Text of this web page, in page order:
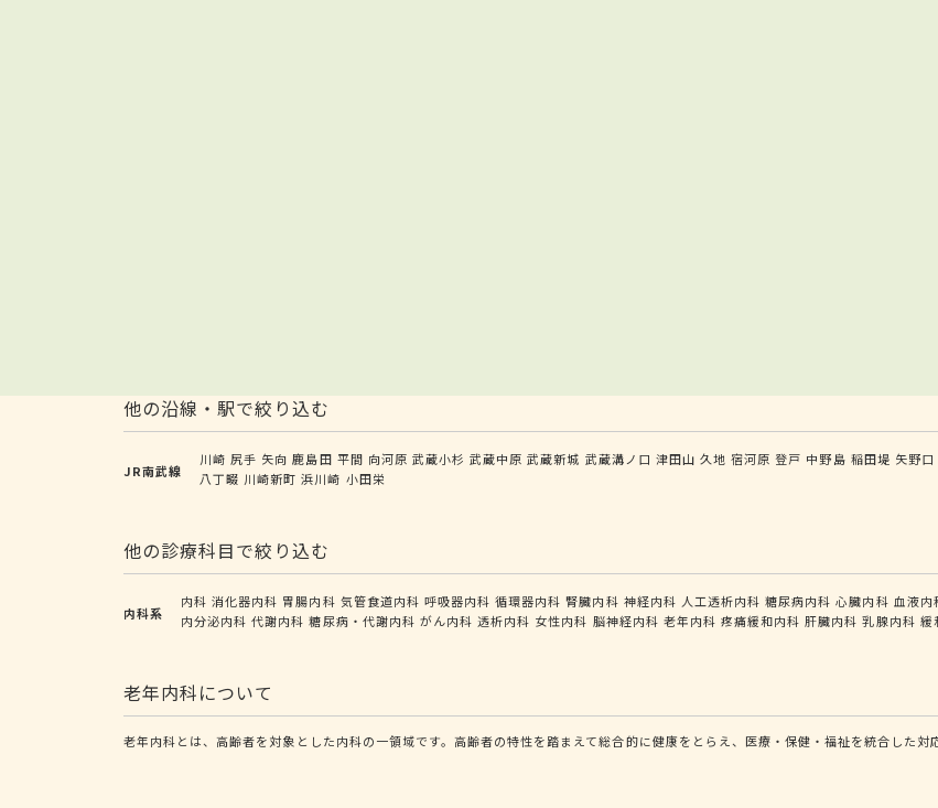
他の沿線・駅で絞り込む
JR南武線
川崎 尻手 矢向 鹿島田 平間 向河原 武蔵小杉 武蔵中原 武蔵新城 武蔵溝ノ口 津田山 久地 宿河原 登戸 中野島 稲田堤 矢野口
八丁畷 川崎新町 浜川崎 小田栄
他の診療科目で絞り込む
内科系
内科 消化器内科 胃腸内科 気管食道内科 呼吸器内科 循環器内科 腎臓内科 神経内科 人工透析内科 糖尿病内科 心臓内科 血液内
内分泌内科 代謝内科 糖尿病・代謝内科 がん内科 透析内科 女性内科 脳神経内科 老年内科 疼痛緩和内科 肝臓内科 乳腺内科 緩
老年内科について
老年内科とは、高齢者を対象とした内科の一領域です。高齢者の特性を踏まえて総合的に健康をとらえ、医療・保健・福祉を統合した対